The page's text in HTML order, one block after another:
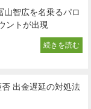
山智広を名乗るパロ
ントが出現
続きを読む
出金遅延の対処法